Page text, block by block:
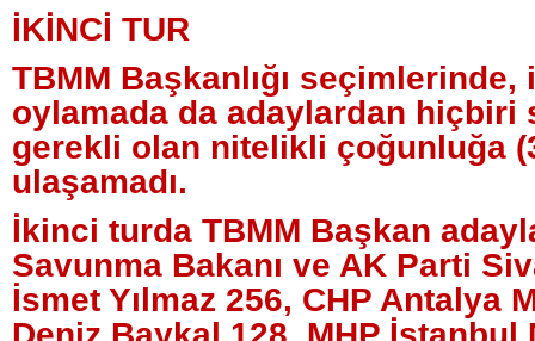
İKİNCİ TUR
TBMM Başkanlığı
oylamada da adaylardan hiçbiri
gerekli olan nitelikli çoğunluğa
ulaşamadı.
İkinci turda TBMM Başkan
Savunma Bakanı ve AK Parti
İsmet Yılmaz 256, CHP Antalya